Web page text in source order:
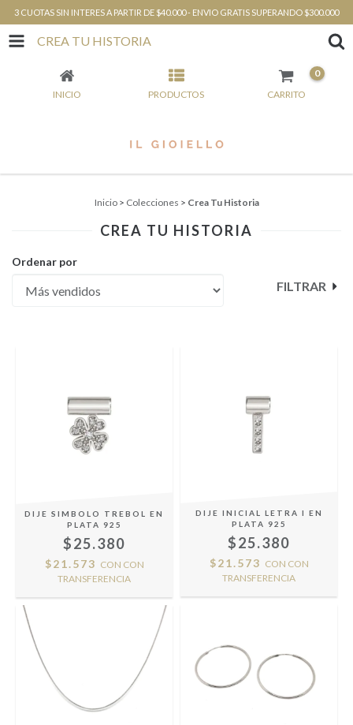
3 CUOTAS SIN INTERES A PARTIR DE $40.000 - ENVIO GRATIS SUPERANDO $300.000
CREA TU HISTORIA
INICIO PRODUCTOS CARRITO
0
Inicio > Colecciones > Crea Tu Historia
CREA TU HISTORIA
Ordenar por
FILTRAR
DIJE SIMBOLO TREBOL EN
PLATA 925
$25.380
$21.573 CON CON
TRANSFERENCIA
DIJE INICIAL LETRA I EN
PLATA 925
$25.380
$21.573 CON CON
TRANSFERENCIA